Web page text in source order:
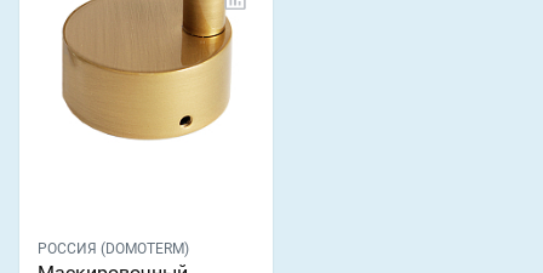
РОССИЯ (DOMOTERM)